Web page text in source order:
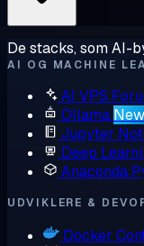
De stacks, som AI-
AI OG MACHINE
AI VPS
Ollama New
Jupyter
Deep
Anaconda
UDVIKLERE &
Docker